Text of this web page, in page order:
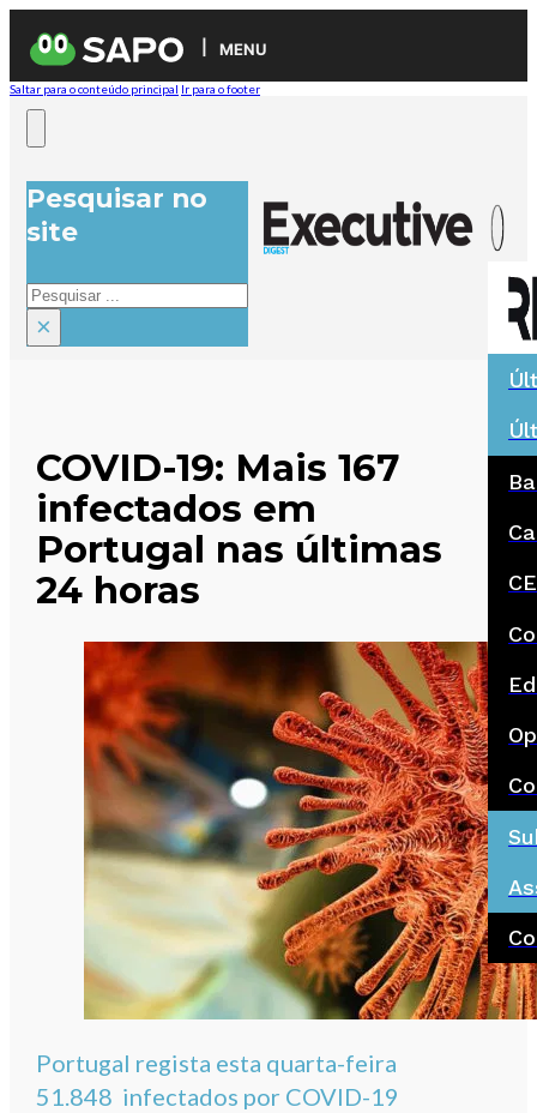
MENU
Saltar para o conteúdo principal Ir para o footer
Pesquisar no
site
Pesquisar
×
COVID-19: Mais 167
infectados em
Portugal nas últimas
24 horas
Portugal regista esta quarta-feira
51.848 infectados por COVID-19